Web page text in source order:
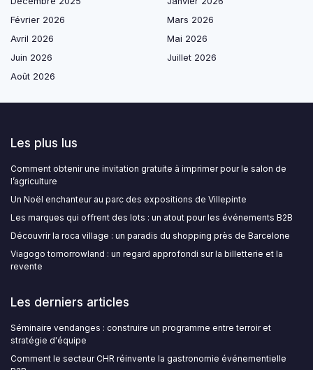
Février 2026
Mars 2026
Avril 2026
Mai 2026
Juin 2026
Juillet 2026
Août 2026
Les plus lus
Comment obtenir une invitation gratuite à imprimer pour le salon de
l’agriculture
Un Noël enchanteur au parc des expositions de Villepinte
Les marques qui offrent des lots : un atout pour les événements B2B
Découvrir la roca village : un paradis du shopping près de Barcelone
Viagogo tomorrowland : un regard approfondi sur la billetterie et la
revente
Les derniers articles
Séminaire vendanges : construire un programme entre terroir et
stratégie d'équipe
Comment le secteur CHR réinvente la gastronomie événementielle